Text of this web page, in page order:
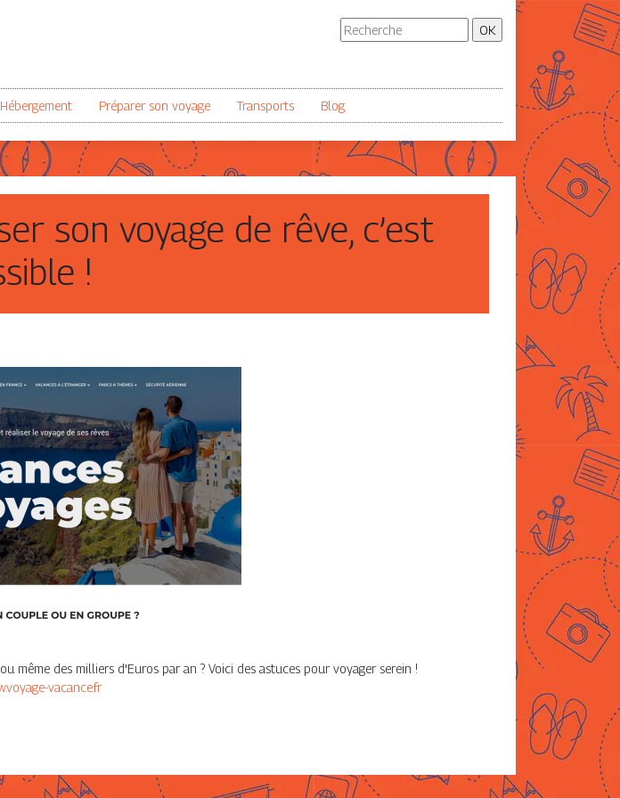
Hébergement Préparer son voyage Transports Blog
son voyage de rêve, c’est
!
même des milliers d'Euros par an ? Voici des astuces pour voyager serein !
vacance.fr